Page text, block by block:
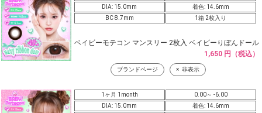
DIA: 15.0mm
着色: 14.6mm
BC 8.7mm
1箱 2枚入り
ベイビーモテコン マンスリー 2枚入 ベイビーりぼんドール
1,650 円（税込）
ブランドページ 非表示
1ヶ月 1month
0.00～ -6.00
DIA: 15.0mm
着色: 14.6mm